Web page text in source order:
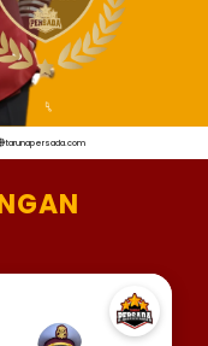
tarunapersada.com